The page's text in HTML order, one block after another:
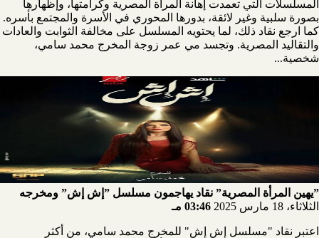
المسلسلات التي تعمدت إهانة المرأة المصرية وكرامتها، وإظهارها
بصورة سلبية وغير لائقة، بدورها المحوري في الأسرة والمجتمع بأسره.
كما ارجع نقاد ذلك، لما يحتويه المسلسل على مخالفة الثوابت والعادات
والتقاليد المصرية. وتجسد مي عمر زوجة المخرج محمد سامي،
شخصية...
”يهين المرأة المصرية” نقاد يهاجمون مسلسل ”إش إش” ومخرجه
الثلاثاء، 18 مارس 2025
03:46 مـ
اعتبر نقاد "مسلسل إش إش" للمخرج محمد سامي، من أكثر